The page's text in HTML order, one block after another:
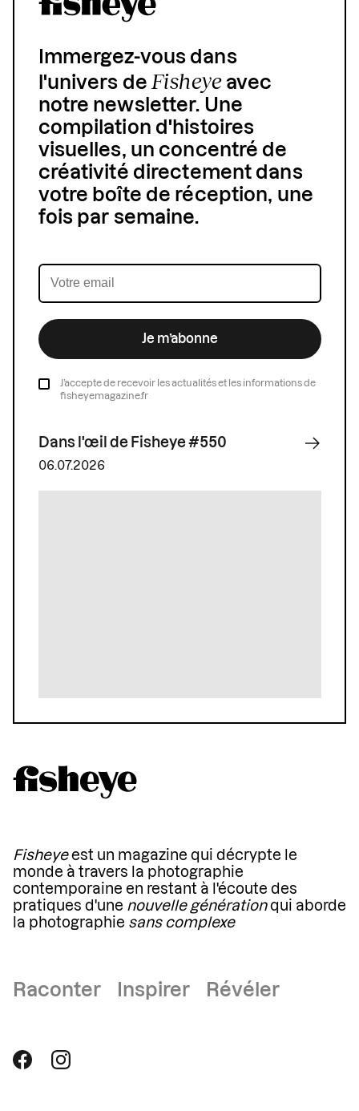
Immergez-vous dans
l'univers deFisheyeavec
notre newsletter. Une
compilation d'histoires
visuelles, un concentré de
créativité directement dans
votre boîte de réception, une
fois par semaine.
Je m’abonne
J’accepte de recevoir les actualités et les informations de
fisheyemagazine.fr
Dans l'œil de Fisheye #550
06.07.2026
Fisheyeest un magazine qui décrypte le
monde à travers la photographie
contemporaine en restant à l'écoute des
pratiques d'une nouvelle générationqui aborde
la photographie sans complexe
Raconter Inspirer Révéler